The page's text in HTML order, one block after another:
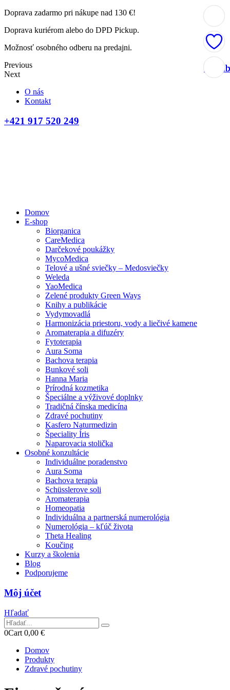
Doprava zadarmo pri nákupe nad 130 €!
Doprava kuriérom alebo do DPD Pickup.
Možnosť osobného odberu na predajni.
Previous
Next
O nás
Kontakt
+421 917 520 249
Domov
E-shop
Biorganica
CareMedica
Darčekové poukážky
MycoMedica
Telové a ušné sviečky – Medosviečky
Weleda
YaoMedica
Zelené produkty Green Ways
Knihy a publikácie
Vydymovadlá
Harmonizácia priestoru, vody a liečivé kamene
Aromaterapia a difuzéry
Fytoterapia
Aura Soma
Bachova terapia
Bunkové soli
Hanna Maria
Prírodná kozmetika
Špeciálne a výživové doplnky
Tradičná čínska medicína
Zdravé pochutiny
Kasfero Naturmedizin
Špeciality Íris
Naparovacia stolička
Osobné konzultácie
Individuálne poradenstvo
Aura Soma
Bachova terapia
Schüsslerove soli
Aromaterapia
Homeopatia
Individuálna a partnerská numerológia
Numerológia – kľúč života
Theta Healing
Koučing
Kurzy a školenia
Blog
Podporujeme
Môj účet
Hľadať
0Cart 0,00 €
Domov
Produkty
Zdravé pochutiny